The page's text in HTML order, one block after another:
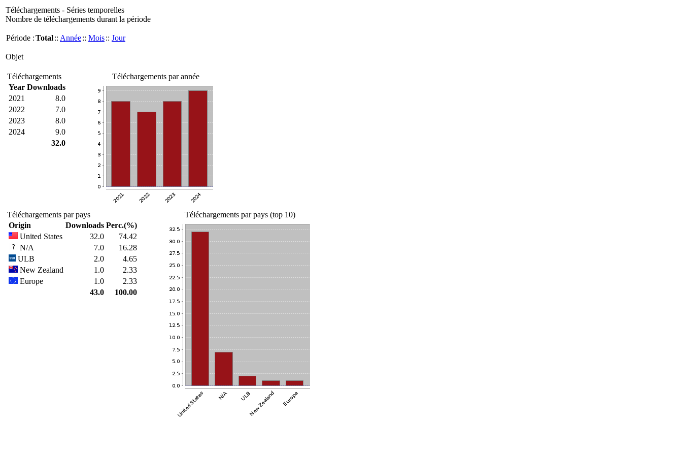
Téléchargements - Séries temporelles
Nombre de téléchargements durant la période
Période :Total:: Année:: Mois:: Jour
Objet
Téléchargements
Year Downloads
2021
8.0
2022
7.0
2023
8.0
2024
9.0
32.0
Téléchargements par année
Téléchargements par pays
Origin
Downloads Perc.(%)
United States
32.0
74.42
N/A
7.0
16.28
ULB
2.0
4.65
New Zealand
1.0
2.33
Europe
1.0
2.33
43.0
100.00
Téléchargements par pays (top 10)